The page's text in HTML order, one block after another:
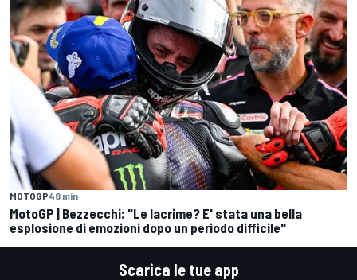
MOTOGP48 min
MotoGP | Bezzecchi: "Le lacrime? E' stata una bella
esplosione di emozioni dopo un periodo difficile"
Scarica le tue app